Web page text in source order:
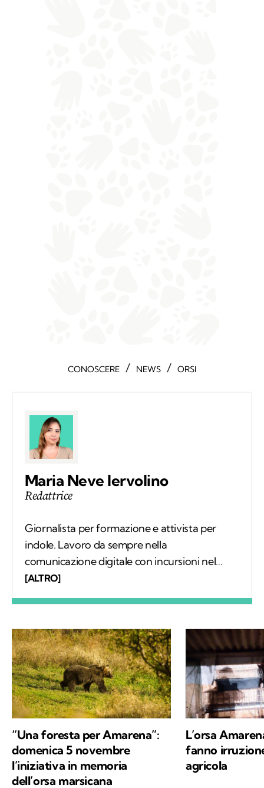
CONOSCERE / NEWS / ORSI
Maria Neve Iervolino
Redattrice
Giornalista per formazione e attivista per
indole. Lavoro da sempre nella
comunicazione digitale con incursioni nel
mondo della carta stampata, dove mi sono
all’aria aperta, e appena posso mi cimento in
percorsi di trekking nella natura. Nella filosofia
di Kodami ho ritrovato i miei valori e un
approccio consapevole ma agile ai problemi
del mondo.
[ALTRO]
“Una foresta per Amarena”:
domenica 5 novembre
l’iniziativa in memoria
dell’orsa marsicana
L’orsa
fanno
agricola